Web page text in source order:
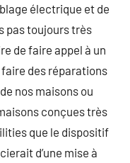
électrique et de
pas toujours très
de faire appel à un
des réparations
nos maisons ou
conçues très
que le dispositif
d’une mise à